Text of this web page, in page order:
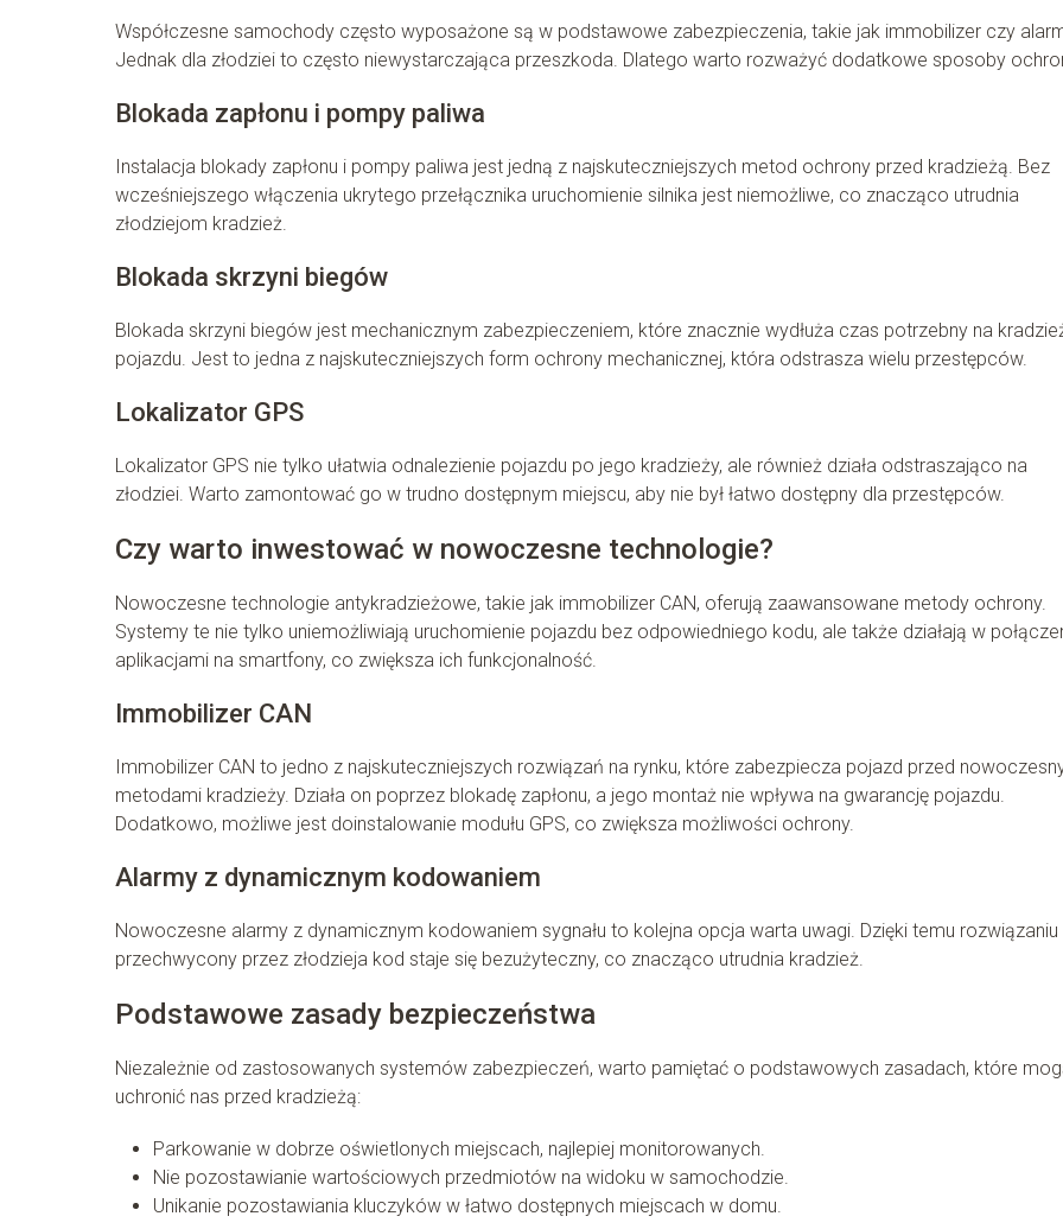
Współczesne samochody często wyposażone są w podstawowe zabezpieczenia, takie jak immobilizer czy
Jednak dla złodziei to często niewystarczająca przeszkoda. Dlatego warto rozważyć dodatkowe sposoby
Blokada zapłonu i pompy paliwa
Instalacja blokady zapłonu i pompy paliwa jest jedną z najskuteczniejszych metod ochrony przed kradzieżą. Bez
wcześniejszego włączenia ukrytego przełącznika uruchomienie silnika jest niemożliwe, co znacząco utrudnia
złodziejom kradzież.
Blokada skrzyni biegów
Blokada skrzyni biegów jest mechanicznym zabezpieczeniem, które znacznie wydłuża czas potrzebny na
pojazdu. Jest to jedna z najskuteczniejszych form ochrony mechanicznej, która odstrasza wielu przestępców.
Lokalizator GPS
Lokalizator GPS nie tylko ułatwia odnalezienie pojazdu po jego kradzieży, ale również działa odstraszająco na
złodziei. Warto zamontować go w trudno dostępnym miejscu, aby nie był łatwo dostępny dla przestępców.
Czy warto inwestować w nowoczesne technologie?
Nowoczesne technologie antykradzieżowe, takie jak immobilizer CAN, oferują zaawansowane metody ochrony.
Systemy te nie tylko uniemożliwiają uruchomienie pojazdu bez odpowiedniego kodu, ale także działają w
aplikacjami na smartfony, co zwiększa ich funkcjonalność.
Immobilizer CAN
Immobilizer CAN to jedno z najskuteczniejszych rozwiązań na rynku, które zabezpiecza pojazd przed
metodami kradzieży. Działa on poprzez blokadę zapłonu, a jego montaż nie wpływa na gwarancję pojazdu.
Dodatkowo, możliwe jest doinstalowanie modułu GPS, co zwiększa możliwości ochrony.
Alarmy z dynamicznym kodowaniem
Nowoczesne alarmy z dynamicznym kodowaniem sygnału to kolejna opcja warta uwagi. Dzięki temu rozwiązaniu
przechwycony przez złodzieja kod staje się bezużyteczny, co znacząco utrudnia kradzież.
Podstawowe zasady bezpieczeństwa
Niezależnie od zastosowanych systemów zabezpieczeń, warto pamiętać o podstawowych zasadach, które
uchronić nas przed kradzieżą:
Parkowanie w dobrze oświetlonych miejscach, najlepiej monitorowanych.
Nie pozostawianie wartościowych przedmiotów na widoku w samochodzie.
Unikanie pozostawiania kluczyków w łatwo dostępnych miejscach w domu.